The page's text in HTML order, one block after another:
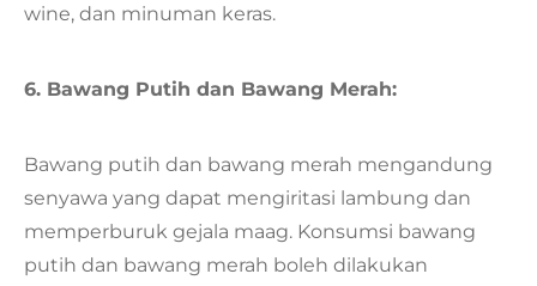
wine, dan minuman keras.
6. Bawang Putih dan Bawang Merah:
Bawang putih dan bawang merah mengandung
senyawa yang dapat mengiritasi lambung dan
memperburuk gejala maag. Konsumsi bawang
putih dan bawang merah boleh dilakukan